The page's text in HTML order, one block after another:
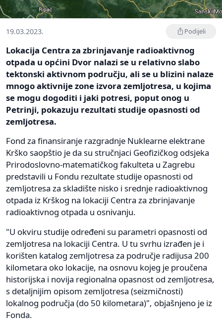
19.03.2023. Podijeli
Lokacija Centra za zbrinjavanje radioaktivnog
otpada u općini Dvor nalazi se u relativno slabo
tektonski aktivnom području, ali se u blizini nalaze
mnogo aktivnije zone izvora zemljotresa, u kojima
se mogu dogoditi i jaki potresi, poput onog u
Petrinji, pokazuju rezultati studije opasnosti od
zemljotresa.
Fond za finansiranje razgradnje Nuklearne elektrane
Krško saopštio je da su stručnjaci Geofizičkog odsjeka
Prirodoslovno-matematičkog fakulteta u Zagrebu
predstavili u Fondu rezultate studije opasnosti od
zemljotresa za skladište nisko i srednje radioaktivnog
otpada iz Krškog na lokaciji Centra za zbrinjavanje
radioaktivnog otpada u osnivanju.
"U okviru studije određeni su parametri opasnosti od
zemljotresa na lokaciji Centra. U tu svrhu izrađen je i
korišten katalog zemljotresa za područje radijusa 200
kilometara oko lokacije, na osnovu kojeg je proučena
historijska i novija regionalna opasnost od zemljotresa,
s detaljnijim opisom zemljotresa (seizmičnosti)
lokalnog područja (do 50 kilometara)", objašnjeno je iz
Fonda.